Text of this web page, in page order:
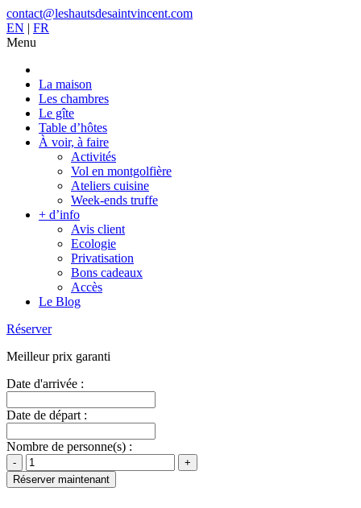
contact@leshautsdesaintvincent.com
EN | FR
Menu
La maison
Les chambres
Le gîte
Table d’hôtes
À voir, à faire
Activités
Vol en montgolfière
Ateliers cuisine
Week-ends truffe
+ d’info
Avis client
Ecologie
Privatisation
Bons cadeaux
Accès
Le Blog
Réserver
Meilleur prix garanti
Date d'arrivée :
Date de départ :
Nombre de personne(s) :